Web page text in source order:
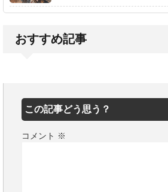
おすすめ記事
この記事どう思う？
コメント ※